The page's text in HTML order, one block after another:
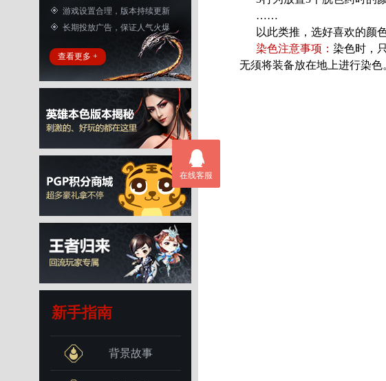
游戏设置合理，版本持续更新
长期投放广告，保证人气火爆
查看更多 +
新手指南
背景故事
……
以此类推，选好喜欢的颜色
染色注意事项： 染色时，
无须将装备放在地上进行染色